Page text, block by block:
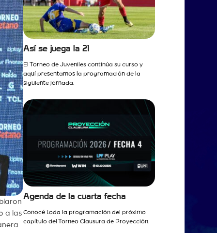
a las
Así se juega la 21
El Torneo de Juveniles continúa su curso y
aquí presentamos la programación de la
siguiente jornada.
Agenda de la cuarta fecha
Conocé toda la programación del próximo
capítulo del Torneo Clausura de Proyección.